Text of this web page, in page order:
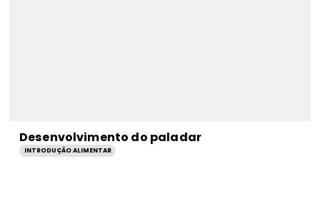
Desenvolvimento do paladar
INTRODUÇÃO ALIMENTAR